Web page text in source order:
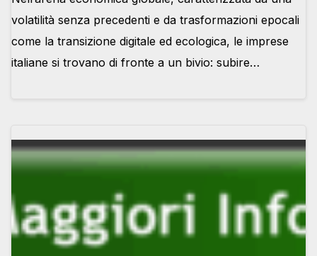
volatilità senza precedenti e da trasformazioni epocali
come la transizione digitale ed ecologica, le imprese
italiane si trovano di fronte a un bivio: subire…